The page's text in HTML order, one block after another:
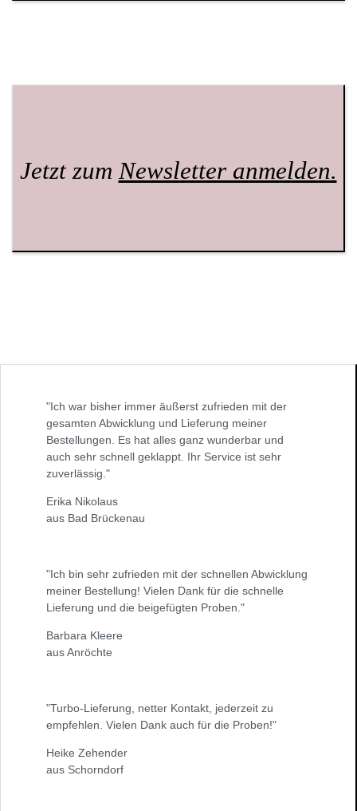
Jetzt zumNewsletter anmelden.
"Ich war bisher immer äußerst zufrieden mit der
gesamten Abwicklung und Lieferung meiner
Bestellungen. Es hat alles ganz wunderbar und
auch sehr schnell geklappt. Ihr Service ist sehr
zuverlässig."
Erika Nikolaus
aus Bad Brückenau
"Ich bin sehr zufrieden mit der schnellen Abwicklung
meiner Bestellung! Vielen Dank für die schnelle
Lieferung und die beigefügten Proben."
Barbara Kleere
aus Anröchte
"Turbo-Lieferung, netter Kontakt, jederzeit zu
empfehlen. Vielen Dank auch für die Proben!"
Heike Zehender
aus Schorndorf